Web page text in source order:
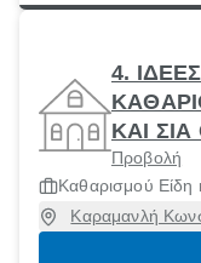
4.
ΚΑΙ
Προβολή
Καθαρισμού Είδη
Καραμανλή